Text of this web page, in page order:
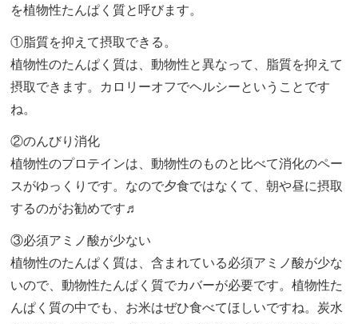
を植物性たんぱく質と呼びます。
①脂質を抑えて摂取できる。
植物性のたんぱく質は、動物性と異なって、脂質を抑えて
摂取できます。カロリーオフでヘルシーということです
ね。
②のんびり消化
植物性のプロテインは、動物性のものと比べて消化のペー
スがゆっくりです。なので夕食ではなくて、朝や昼に摂取
するのがお勧めです♬
③必須アミノ酸が少ない
植物性のたんぱく質は、含まれている必須アミノ酸が少な
いので、動物性たんぱく質でカバーが必要です。植物性た
んぱく質の中でも、お米はぜひ食べてほしいですね。炭水